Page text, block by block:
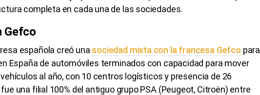
completa en cada una de las sociedades.
Gefco
española creó una sociedad mixta con la francesa Gefco para
España de automóviles terminados con capacidad para mover
al año, con 10 centros logísticos y presencia de 26
una filial 100% del antiguo grupo PSA (Peugeot, Citroën) entre